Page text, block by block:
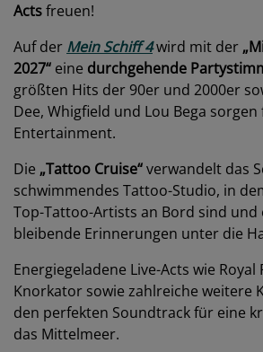
Actsfreuen!
Auf der Mein Schiff 4wird mit der
2027“ eine durchgehende
größten Hits der 90er und 2000er
Dee, Whigfield und Lou Bega
Entertainment.
Die „Tattoo Cruise“verwandelt das
schwimmendes Tattoo-Studio, in
Top-Tattoo-Artists an Bord sind und
bleibende Erinnerungen unter die
Energiegeladene Live-Acts wie Royal
Knorkator sowie zahlreiche weitere
den perfekten Soundtrack für eine
das Mittelmeer.